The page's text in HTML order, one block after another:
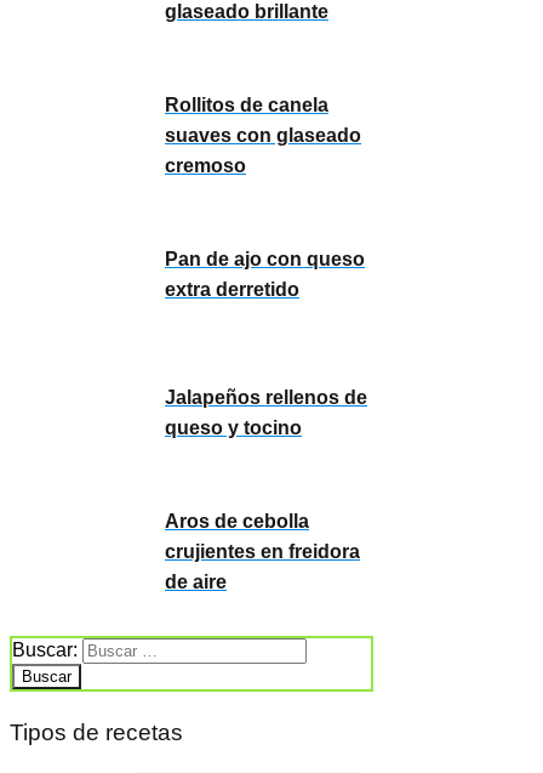
glaseado brillante
Rollitos de canela
suaves con glaseado
cremoso
Pan de ajo con queso
extra derretido
Jalapeños rellenos de
queso y tocino
Aros de cebolla
crujientes en freidora
de aire
Buscar:
Tipos de recetas